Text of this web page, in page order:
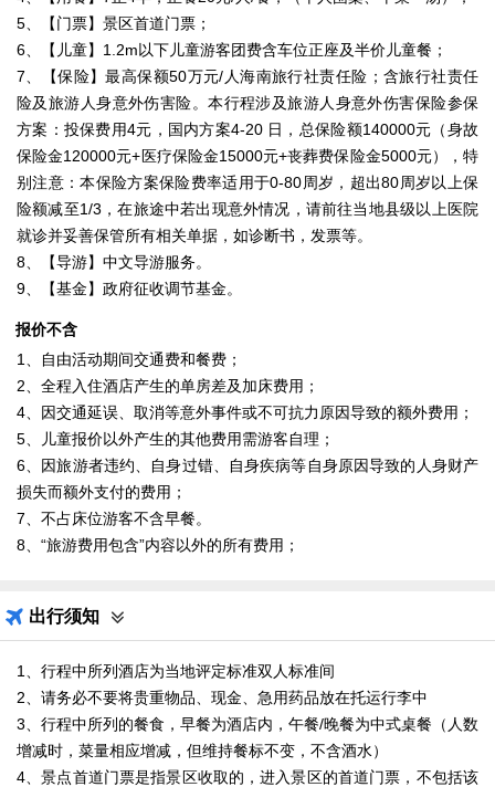
5、【门票】景区首道门票；
6、【儿童】1.2m以下儿童游客团费含车位正座及半价儿童餐；
7、【保险】最高保额50万元/人海南旅行社责任险；含旅行社责任
险及旅游人身意外伤害险。本行程涉及旅游人身意外伤害保险参保
方案：投保费用4元，国内方案4-20 日，总保险额140000元（身故
保险金120000元+医疗保险金15000元+丧葬费保险金5000元），特
别注意：本保险方案保险费率适用于0-80周岁，超出80周岁以上保
险额减至1/3，在旅途中若出现意外情况，请前往当地县级以上医院
就诊并妥善保管所有相关单据，如诊断书，发票等。
8、【导游】中文导游服务。
9、【基金】政府征收调节基金。
报价不含
1、自由活动期间交通费和餐费；
2、全程入住酒店产生的单房差及加床费用；
4、因交通延误、取消等意外事件或不可抗力原因导致的额外费用；
5、儿童报价以外产生的其他费用需游客自理；
6、因旅游者违约、自身过错、自身疾病等自身原因导致的人身财产
损失而额外支付的费用；
7、不占床位游客不含早餐。
8、“旅游费用包含”内容以外的所有费用；
出行须知
1、行程中所列酒店为当地评定标准双人标准间
2、请务必不要将贵重物品、现金、急用药品放在托运行李中
3、行程中所列的餐食，早餐为酒店内，午餐/晚餐为中式桌餐（人数
增减时，菜量相应增减，但维持餐标不变，不含酒水）
4、景点首道门票是指景区收取的，进入景区的首道门票，不包括该